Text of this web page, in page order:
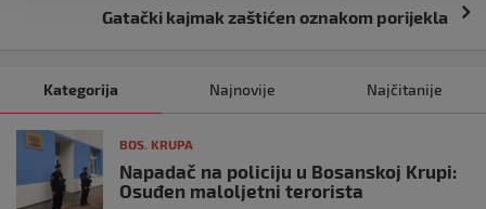
Gatački kajmak zaštićen oznakom porijekla
Kategorija Najnovije Najčitanije
BOS. KRUPA
Napadač na policiju u Bosanskoj Krupi:
Osuđen maloljetni terorista